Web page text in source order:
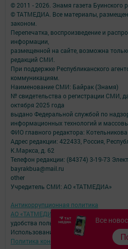
Все
© 2011 - 2026. Знамя газета Буинского
© ТАТМЕДИА. Все материалы,
законом.
Перепечатка, воспроизведение и
информации,
размещенной на сайте, возможна
редакций СМИ.
При поддержке Республиканского
коммуникациям.
Наименование СМИ: Байрак (Знамя)
№ свидетельства о регистрации СМИ,
октября 2025 года
выдано Федеральной службой по
информационных технологий и
ФИО главного редактора:
Адрес редакции: 422433, Россия,
К.Маркса, д. 62
Телефон редакции: (84374) 3-19-73
bayrakbua@mail.ru
other
Учредитель СМИ: АО «ТАТМЕДИА»
Антикоррупционная политика
АО «ТАТМЕДИА» использует «cookie»
удобства пользователей сайтом.
Использование «cookie» можно
Политика конфиденциальности